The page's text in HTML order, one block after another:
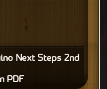
Next Steps 2nd
PDF